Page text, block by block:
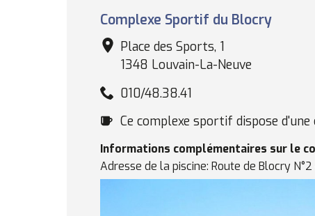
Complexe
sportif
Complexe Sportif du Blocry
Place des Sports, 1
1348 Louvain-La-Neuve
010/48.38.41
Cafétéria
Ce complexe sportif dispose d'une
Informations complémentaires sur le
Adresse de la piscine: Route de Blocry